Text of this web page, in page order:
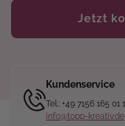
Jetzt
Kundenservice
Tel.: +49 7156 165 01
info@topp-kreativ.de